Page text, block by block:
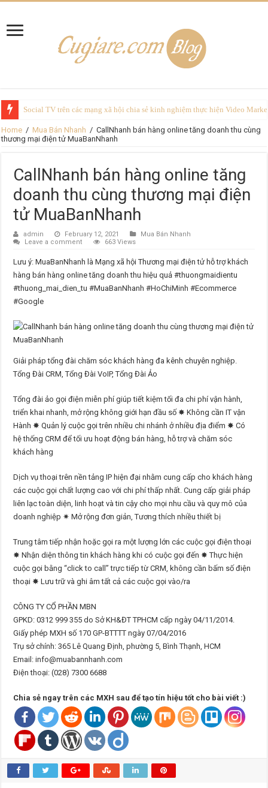
Social TV trên các mạng xã hội chia sẻ kinh nghiệm thực hiện Video
Home / Mua Bán Nhanh / CallNhanh bán hàng online tăng doanh thu cùng
thương mại điện tử MuaBanNhanh
CallNhanh bán hàng online tăng
doanh thu cùng thương mại điện
tử MuaBanNhanh
admin February 12, 2021
Mua Bán Nhanh
Leave a comment
663 Views
Lưu ý: MuaBanNhanh là Mạng xã hội Thương mại điện tử hỗ trợ khách
hàng bán hàng online tăng doanh thu hiệu quả #thuongmaidientu
#thuong_mai_dien_tu #MuaBanNhanh #HoChiMinh #Ecommerce
#Google
Giải pháp tổng đài chăm sóc khách hàng đa kênh chuyên nghiệp.
Tổng Đài CRM, Tổng Đài VoIP, Tổng Đài Ảo
Tổng đài ảo gọi điện miễn phí giúp tiết kiệm tối đa chi phí vận hành,
triển khai nhanh, mở rộng không giới hạn đầu số ✸ Không cần IT vận
Hành ✸ Quản lý cuộc gọi trên nhiều chi nhánh ở nhiều địa điểm ✸ Có
hệ thống CRM để tối ưu hoạt động bán hàng, hỗ trợ và chăm sóc
khách hàng
Dịch vụ thoại trên nền tảng IP hiện đại nhằm cung cấp cho khách hàng
các cuộc gọi chất lượng cao với chi phí thấp nhất. Cung cấp giải pháp
liên lạc toàn diện, linh hoạt và tin cậy cho mọi nhu cầu và quy mô của
doanh nghiệp ✷ Mở rộng đơn giản, Tương thích nhiều thiết bị
Trung tâm tiếp nhận hoặc gọi ra một lượng lớn các cuộc gọi điện thoại
✸ Nhận diện thông tin khách hàng khi có cuộc gọi đến ✸ Thực hiện
cuộc gọi bằng “click to call” trực tiếp từ CRM, không cần bấm số điện
thoại ✸ Lưu trữ và ghi âm tất cả các cuộc gọi vào/ra
CÔNG TY CỔ PHẦN MBN
GPKD: 0312 999 355 do Sở KH&ĐT TPHCM cấp ngày 04/11/2014.
Giấy phép MXH số 170 GP-BTTTT ngày 07/04/2016
Trụ sở chính: 365 Lê Quang Định, phường 5, Bình Thạnh, HCM
Email: info@muabannhanh.com
Điện thoại: (028) 7300 6688
Chia sẻ ngay trên các MXH sau để tạo tín hiệu tốt cho bài viết :)